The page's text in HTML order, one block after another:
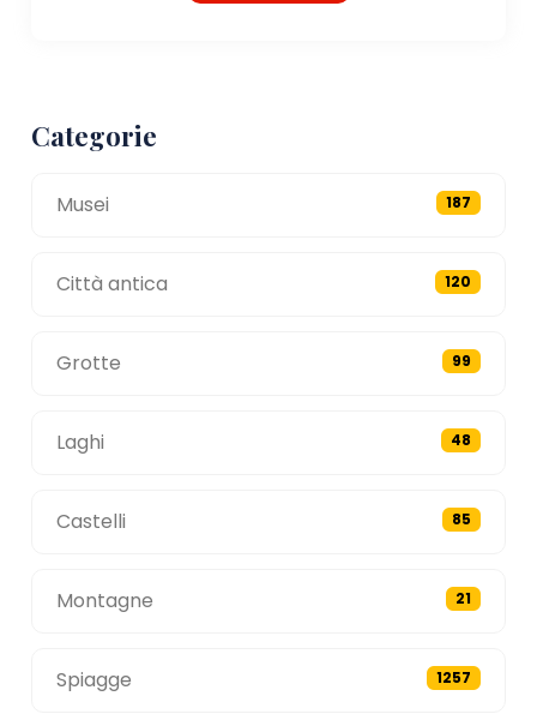
Categorie
Musei 187
Città antica 120
Grotte 99
Laghi 48
Castelli 85
Montagne 21
Spiagge 1257